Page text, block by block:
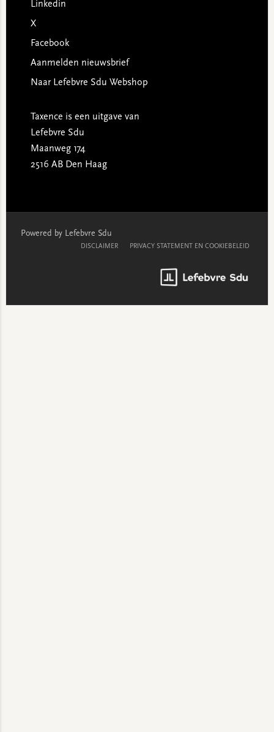
Linkedin
X
Facebook
Aanmelden nieuwsbrief
Naar Lefebvre Sdu Webshop
Taxence is een uitgave van
Lefebvre Sdu
Maanweg 174
2516 AB Den Haag
Powered by Lefebvre Sdu
DISCLAIMER PRIVACY STATEMENT EN COOKIEBELEID